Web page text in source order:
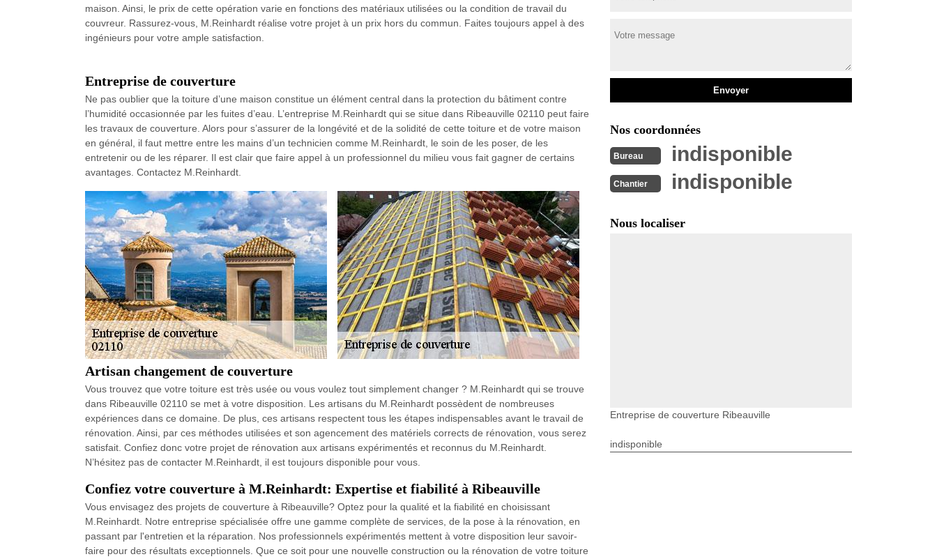
maison. Ainsi, le prix de cette opération varie en fonctions des matériaux utilisées ou la condition de travail du
couvreur. Rassurez-vous, M.Reinhardt réalise votre projet à un prix hors du commun. Faites toujours appel à des
ingénieurs pour votre ample satisfaction.
Entreprise de couverture
Ne pas oublier que la toiture d’une maison constitue un élément central dans la protection du bâtiment contre
l’humidité occasionnée par les fuites d’eau. L’entreprise M.Reinhardt qui se situe dans Ribeauville 02110 peut faire
les travaux de couverture. Alors pour s’assurer de la longévité et de la solidité de cette toiture et de votre maison
en général, il faut mettre entre les mains d’un technicien comme M.Reinhardt, le soin de les poser, de les
entretenir ou de les réparer. Il est clair que faire appel à un professionnel du milieu vous fait gagner de certains
avantages. Contactez M.Reinhardt.
Artisan changement de couverture
Vous trouvez que votre toiture est très usée ou vous voulez tout simplement changer ? M.Reinhardt qui se trouve
dans Ribeauville 02110 se met à votre disposition. Les artisans du M.Reinhardt possèdent de nombreuses
expériences dans ce domaine. De plus, ces artisans respectent tous les étapes indispensables avant le travail de
rénovation. Ainsi, par ces méthodes utilisées et son agencement des matériels corrects de rénovation, vous serez
satisfait. Confiez donc votre projet de rénovation aux artisans expérimentés et reconnus du M.Reinhardt.
N’hésitez pas de contacter M.Reinhardt, il est toujours disponible pour vous.
Confiez votre couverture à M.Reinhardt: Expertise et fiabilité à Ribeauville
Vous envisagez des projets de couverture à Ribeauville? Optez pour la qualité et la fiabilité en choisissant
M.Reinhardt. Notre entreprise spécialisée offre une gamme complète de services, de la pose à la rénovation, en
passant par l'entretien et la réparation. Nos professionnels expérimentés mettent à votre disposition leur savoir-
faire pour des résultats exceptionnels. Que ce soit pour une nouvelle construction ou la rénovation de votre toiture
Nos coordonnées
Bureau indisponible
Chantier indisponible
Nous localiser
Entreprise de couverture Ribeauville
indisponible